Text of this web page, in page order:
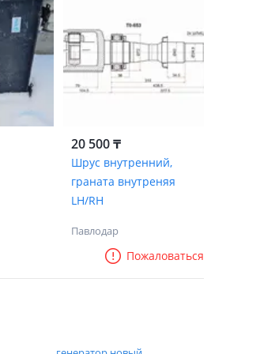
20 500 ₸
Шрус внутренний,
граната внутреняя
LH/RH
Павлодар
Пожаловаться